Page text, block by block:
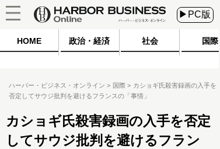
▶PC版
HOME 政治・経済 社会 国際
ハーバー・ビジネス・オンライン 国際
カショギ氏殺害録画の入手を
否定してサウジ批判を避けるフランスの「事情」
カショギ氏殺害録画の入手を否定
してサウジ批判を避けるフラン